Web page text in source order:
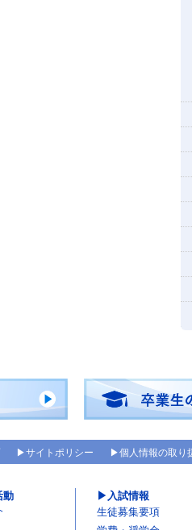
サイトポリシー 個人情報の取り
動
入試情報
生徒募集要項